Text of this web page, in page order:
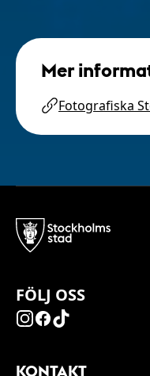
Mer
Fotografiska
FÖLJ OSS
KONTAKT